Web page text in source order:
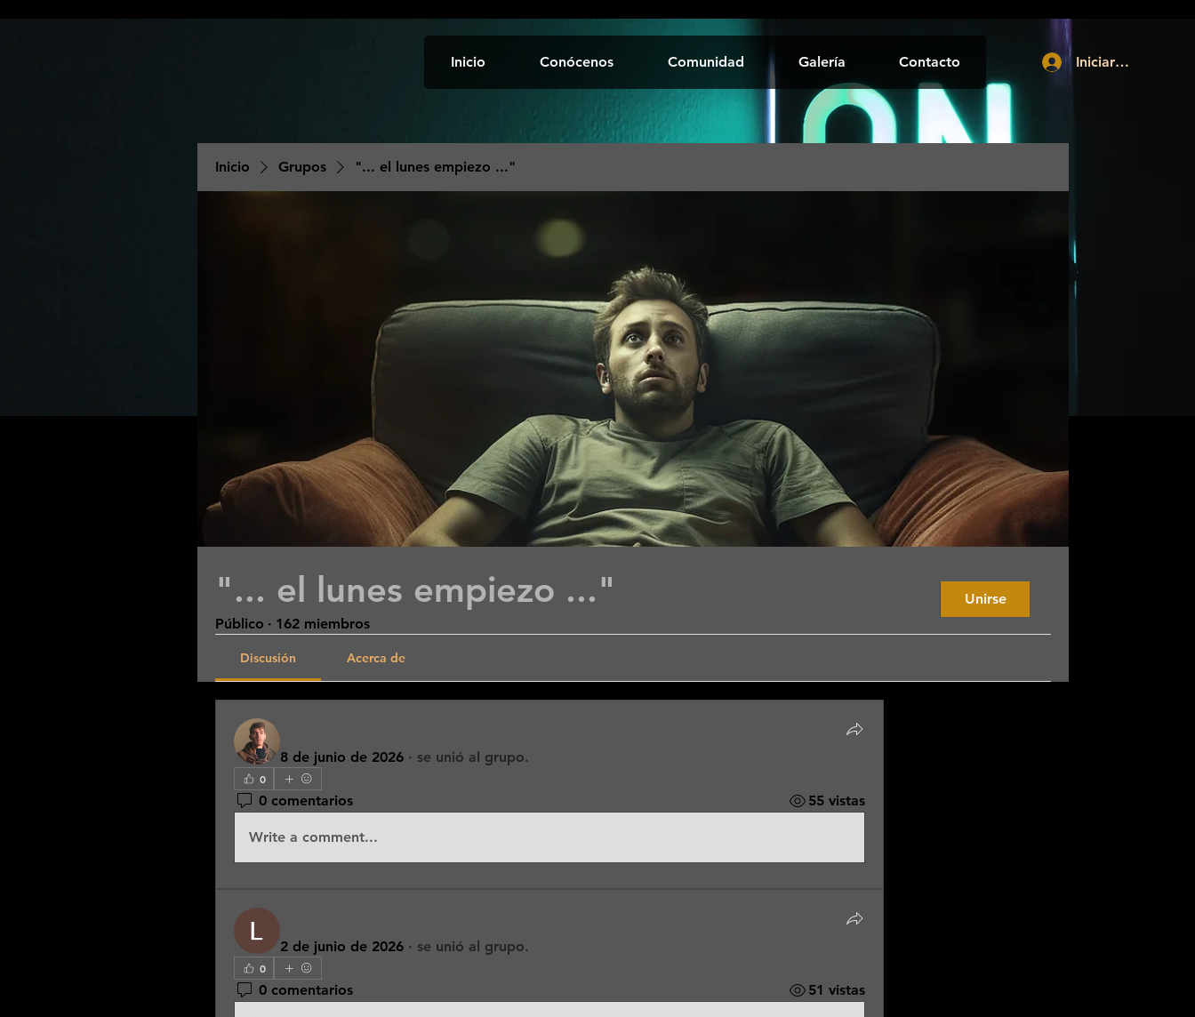
Inicio Conócenos Comunidad Galería Contacto Iniciar sesión
Inicio Grupos "... el lunes empiezo ..."
"... el lunes empiezo ..."
Público · 162 miembros
Unirse
Discusión Acerca de
8 de junio de 2026 · se unió al grupo.
0
0 comentarios 55 vistas
Write a comment...
2 de junio de 2026 · se unió al grupo.
0
0 comentarios 51 vistas